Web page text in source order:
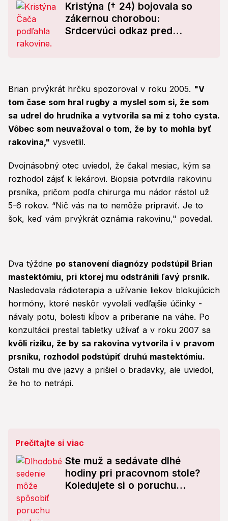
Kristýna († 24) bojovala so
zákernou chorobou:
Srdcervúci odkaz pred
Brian prvýkrát hrčku spozoroval v roku 2005. "V
tom čase som hral rugby a myslel som si, že som
sa udrel do hrudníka a vytvorila sa mi z toho cysta.
Vôbec som neuvažoval o tom, že by to mohla byť
rakovina," vysvetlil.
Dvojnásobný otec uviedol, že čakal mesiac, kým sa
rozhodol zájsť k lekárovi. Biopsia potvrdila rakovinu
prsníka, pričom podľa chirurga mu nádor rástol už
5-6 rokov. “Nič vás na to nemôže pripraviť. Je to
šok, keď vám prvýkrát oznámia rakovinu," povedal.
Dva týždne po stanovení diagnózy podstúpil Brian
mastektómiu, pri ktorej mu odstránili ľavý prsník.
Nasledovala rádioterapia a užívanie liekov blokujúcich
hormóny, ktoré neskôr vyvolali vedľajšie účinky -
návaly potu, bolesti kĺbov a priberanie na váhe. Po
konzultácii prestal tabletky užívať a v roku 2007 sa
kvôli riziku, že by sa rakovina vytvorila i v pravom
prsníku, rozhodol podstúpiť druhú mastektómiu.
Ostali mu dve jazvy a prišiel o bradavky, ale uviedol,
že ho to netrápi.
Prečítajte si viac
Ste muž a sedávate dlhé
hodiny pri pracovnom stole?
Koledujete si o poruchu